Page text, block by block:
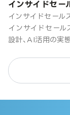
インサイドセ
インサイドセール
インサイドセール
設計、AI活用の実